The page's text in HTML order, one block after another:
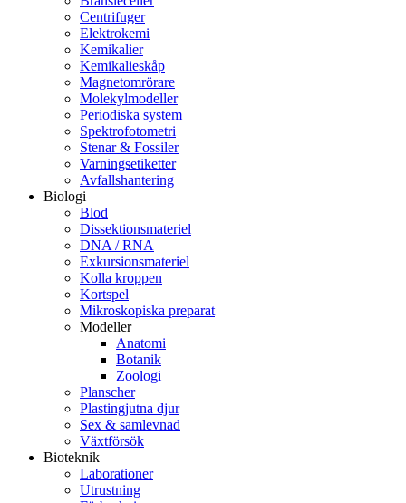
Centrifuger
Elektrokemi
Kemikalier
Kemikalieskåp
Magnetomrörare
Molekylmodeller
Periodiska system
Spektrofotometri
Stenar & Fossiler
Varningsetiketter
Avfallshantering
Biologi
Blod
Dissektionsmateriel
DNA / RNA
Exkursionsmateriel
Kolla kroppen
Kortspel
Mikroskopiska preparat
Modeller
Anatomi
Botanik
Zoologi
Planscher
Plastingjutna djur
Sex & samlevnad
Växtförsök
Bioteknik
Laborationer
Utrustning